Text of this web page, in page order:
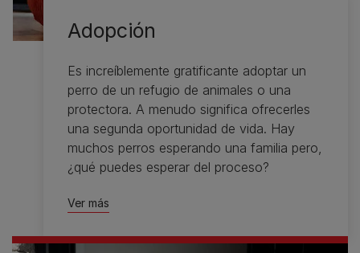
Adopción
Es increíblemente gratificante adoptar un
perro de un refugio de animales o una
protectora. A menudo significa ofrecerles
una segunda oportunidad de vida. Hay
muchos perros esperando una familia pero,
¿qué puedes esperar del proceso?
Ver más